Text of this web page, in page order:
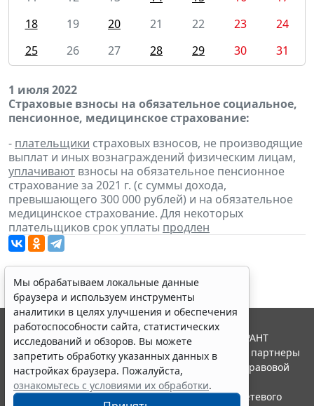
18
19 20 21 22 23
24
25
26 27 28 29 30 31
1 июля 2022
Страховые взносы на обязательное социальное,
пенсионное, медицинское страхование:
- плательщики страховых взносов, не производящие
выплат и иных вознаграждений физическим лицам,
уплачивают взносы на обязательное пенсионное
страхование за 2021 г. (с суммы дохода,
превышающего 300 000 рублей) и на обязательное
медицинское страхование. Для некоторых
плательщиков срок уплаты продлен
Мы обрабатываем локальные данные
браузера и используем инструменты
аналитики в целях улучшения и обеспечения
работоспособности сайта, статистических
исследований и обзоров. Вы можете
запретить обработку указанных данных в
настройках браузера. Пожалуйста,
ознакомьтесь с условиями их обработки.
© ООО "НПП "ГАРАНТ-СЕРВИС", 2026. Система ГАРАНТ
выпускается с 1990 года. Компания "Гарант" и ее партнеры
являются участниками Российской ассоциации правовой
информации ГАРАНТ.
Портал ГАРАНТ.РУ зарегистрирован в качестве сетевого